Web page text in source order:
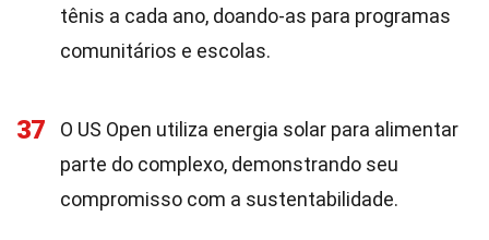
tênis a cada ano, doando-as para programas
comunitários e escolas.
37
O US Open utiliza energia solar para alimentar
parte do complexo, demonstrando seu
compromisso com a sustentabilidade.